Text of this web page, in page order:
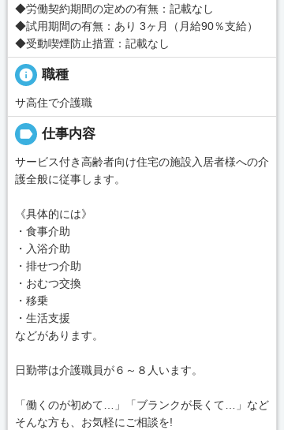
◆労働契約期間の定めの有無：記載なし
◆試用期間の有無：あり 3ヶ月（月給90％支給）
◆受動喫煙防止措置：記載なし
info 職種
サ高住で介護職
label 仕事内容
サービス付き高齢者向け住宅の施設入居者様への介
護全般に従事します。
《具体的には》
・食事介助
・入浴介助
・排せつ介助
・おむつ交換
・移乗
・生活支援
などがあります。
日勤帯は介護職員が６～８人います。
「働くのが初めて…」「ブランクが長くて…」など
そんな方も、お気軽にご相談を!